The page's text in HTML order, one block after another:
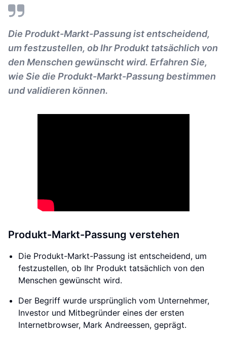
Die Produkt-Markt-Passung ist entscheidend,
um festzustellen, ob Ihr Produkt tatsächlich von
den Menschen gewünscht wird. Erfahren Sie,
wie Sie die Produkt-Markt-Passung bestimmen
und validieren können.
Produkt-Markt-Passung verstehen
Die Produkt-Markt-Passung ist entscheidend, um
festzustellen, ob Ihr Produkt tatsächlich von den
Menschen gewünscht wird.
Der Begriff wurde ursprünglich vom Unternehmer,
Investor und Mitbegründer eines der ersten
Internetbrowser, Mark Andreessen, geprägt.